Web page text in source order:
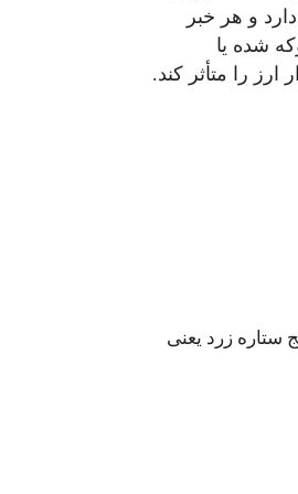
و هر خبر
شده یا
را متأثر کند.
ستاره زرد یعنی